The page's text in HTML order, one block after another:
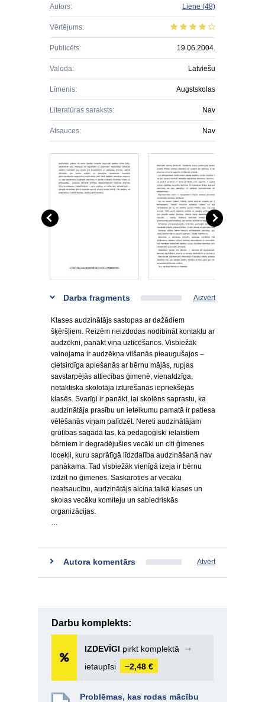
Autors: Liene (48)
Vērtējums:
Publicēts: 19.06.2004.
Valoda: Latviešu
Līmenis: Augstskolas
Literatūras saraksts: Nav
Atsauces: Nav
Darba fragments Aizvērt
Klases audzinātājs sastopas ar dažādiem
šķēršļiem. Reizēm neizdodas nodibināt kontaktu ar
audzēkni, panākt viņa uzticēšanos. Visbiežāk
vainojama ir audzēkņa vilšanās pieaugušajos –
cietsirdīga apiešanās ar bērnu mājās, rupjas
savstarpējās attiecības ģimenē, vienaldzīga,
netaktiska skolotāja izturēšanās iepriekšējās
klasēs. Svarīgi ir panākt, lai skolēns saprastu, ka
audzinātāja prasību un ieteikumu pamatā ir patiesa
vēlēšanās viņam palīdzēt. Nereti audzinātājam
grūtības sagādā tas, ka pedagoģiski ielaistiem
bērniem ir degradējušies vecāki un citi ģimenes
locekļi, kuru saprātīgā līdzdalība audzināšanā nav
panākama. Tad visbiežāk vienīgā izeja ir bērnu
izdzīt no ģimenes. Saskaroties ar vecāku
neatsaucību, audzinātājs aicina talkā klases un
skolas vecāku komiteju un sabiedriskās
organizācijas.
…
Autora komentārs Atvērt
Darbu komplekts:
IZDEVĪGI pirkt komplektā
➞
ietaupīsi
−2,48 €
Problēmas, kas rodas mācību